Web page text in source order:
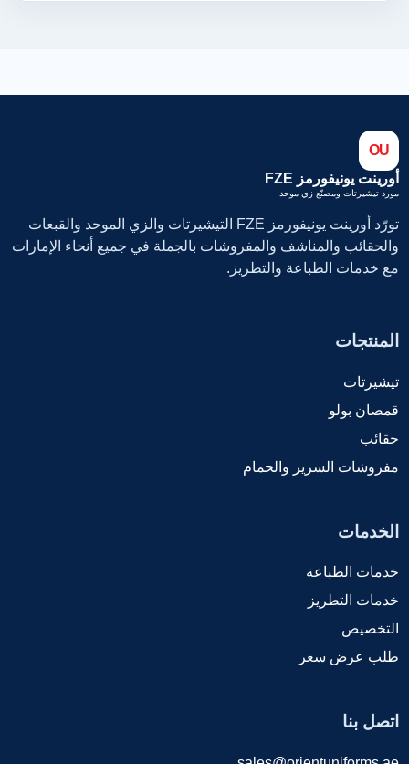
OU
أورينت يونيفورمز FZE
مورد تيشيرتات ومصنّع زي موحد
تورّد أورينت يونيفورمز FZE التيشيرتات والزي الموحد والقبعات
والحقائب والمناشف والمفروشات بالجملة في جميع أنحاء الإمارات
مع خدمات الطباعة والتطريز.
المنتجات
تيشيرتات
قمصان بولو
حقائب
مفروشات السرير والحمام
الخدمات
خدمات الطباعة
خدمات التطريز
التخصيص
طلب عرض سعر
اتصل بنا